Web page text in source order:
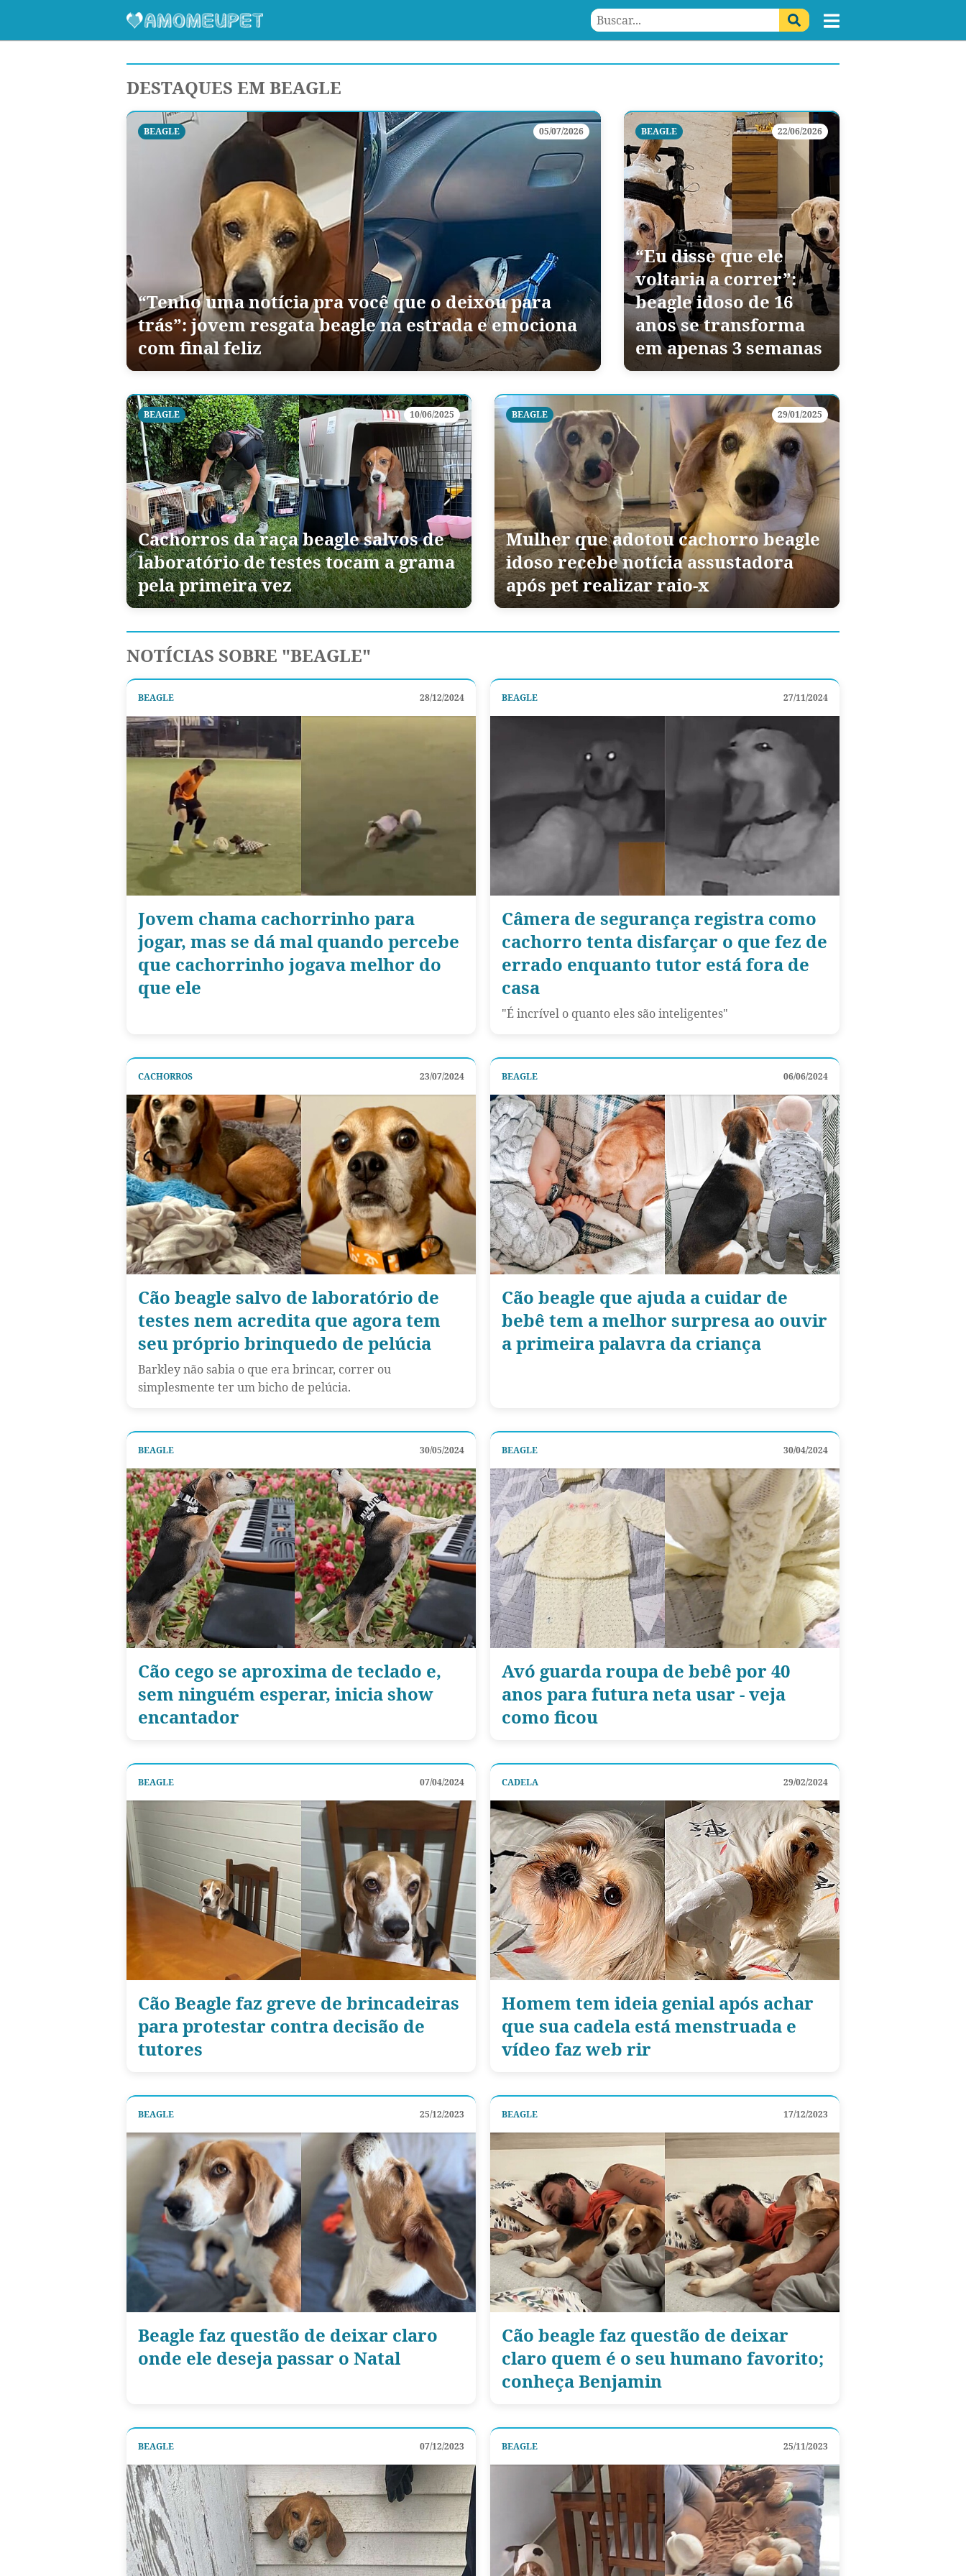
DESTAQUES EM BEAGLE
BEAGLE 05/07/2026
“Tenho uma notícia pra você que o deixou para
trás”: jovem resgata beagle na estrada e emociona
com final feliz
BEAGLE 22/06/2026
“Eu disse que ele
voltaria a correr”:
beagle idoso de 16
anos se transforma
em apenas 3 semanas
BEAGLE 10/06/2025
Cachorros da raça beagle salvos de
laboratório de testes tocam a grama
pela primeira vez
BEAGLE 29/01/2025
Mulher que adotou cachorro beagle
idoso recebe notícia assustadora
após pet realizar raio-x
NOTÍCIAS SOBRE "BEAGLE"
BEAGLE 28/12/2024
Jovem chama cachorrinho para
jogar, mas se dá mal quando percebe
que cachorrinho jogava melhor do
que ele
BEAGLE 27/11/2024
Câmera de segurança registra como
cachorro tenta disfarçar o que fez de
errado enquanto tutor está fora de
casa
"É incrível o quanto eles são inteligentes"
CACHORROS 23/07/2024
Cão beagle salvo de laboratório de
testes nem acredita que agora tem
seu próprio brinquedo de pelúcia
Barkley não sabia o que era brincar, correr ou
simplesmente ter um bicho de pelúcia.
BEAGLE 06/06/2024
Cão beagle que ajuda a cuidar de
bebê tem a melhor surpresa ao ouvir
a primeira palavra da criança
BEAGLE 30/05/2024
Cão cego se aproxima de teclado e,
sem ninguém esperar, inicia show
encantador
BEAGLE 30/04/2024
Avó guarda roupa de bebê por 40
anos para futura neta usar - veja
como ficou
BEAGLE 07/04/2024
Cão Beagle faz greve de brincadeiras
para protestar contra decisão de
tutores
CADELA 29/02/2024
Homem tem ideia genial após achar
que sua cadela está menstruada e
vídeo faz web rir
BEAGLE 25/12/2023
Beagle faz questão de deixar claro
onde ele deseja passar o Natal
BEAGLE 17/12/2023
Cão beagle faz questão de deixar
claro quem é o seu humano favorito;
conheça Benjamin
BEAGLE 07/12/2023 BEAGLE 25/11/2023